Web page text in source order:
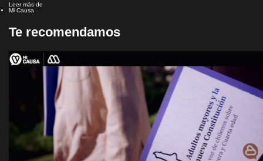
Leer más de
Mi Causa
Te recomendamos